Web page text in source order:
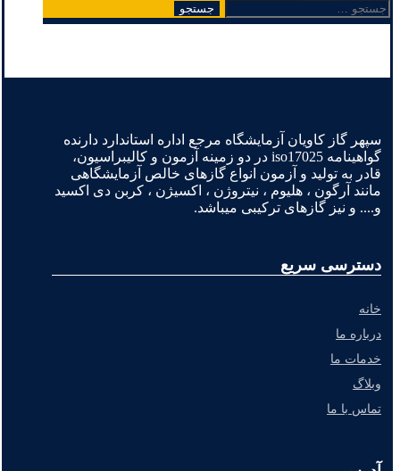
جستجو
برای:
سپهر گاز کاویان آزمایشگاه مرجع اداره استاندارد دارنده
گواهینامه iso17025 در دو زمینه آزمون و کالیبراسیون،
قادر به تولید و آزمون انواع گازهای خالص آزمایشگاهی
مانند آرگون ، هلیوم ، نیتروژن ، اکسیژن ، کربن دی اکسید
و.... و نیز گازهای ترکیبی میباشد.
دسترسی سریع
خانه
درباره ما
خدمات ما
وبلاگ
تماس با ما